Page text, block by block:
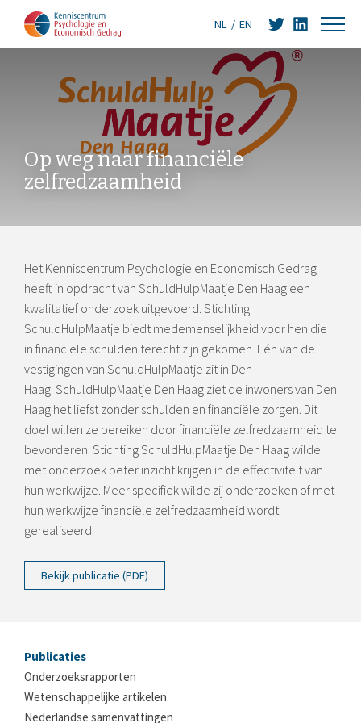
NL EN
Op weg naar financiële
zelfredzaamheid
Het Kenniscentrum Psychologie en Economisch Gedrag
heeft in opdracht van SchuldHulpMaatje Den Haag een
kwalitatief onderzoek uitgevoerd. Stichting
SchuldHulpMaatje biedt medemenselijkheid voor hen die
in financiële schulden terecht zijn gekomen. Eén van de
vestigingen van SchuldHulpMaatje zit in Den
Haag. SchuldHulpMaatje Den Haag ziet de inwoners van Den
Haag het liefst zonder schulden en financiële zorgen. Dit
doel willen ze bereiken door financiële zelfredzaamheid te
bevorderen. Stichting SchuldHulpMaatje Den Haag wilde
met onderzoek beter inzicht krijgen in de effectiviteit van
hun werkwijze. Meer specifiek wilde zij onderzoeken of met
hun werkwijze financiële zelfredzaamheid wordt
gerealiseerd.
Bekijk publicatie (PDF)
Publicaties
Onderzoeksrapporten
Wetenschappelijke artikelen
Nederlandse samenvattingen